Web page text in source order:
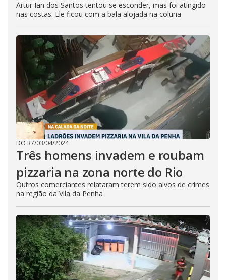
Artur Ian dos Santos tentou se esconder, mas foi atingido
nas costas. Ele ficou com a bala alojada na coluna
DO R7/03/04/2024
Três homens invadem e roubam
pizzaria na zona norte do Rio
Outros comerciantes relataram terem sido alvos de crimes
na região da Vila da Penha